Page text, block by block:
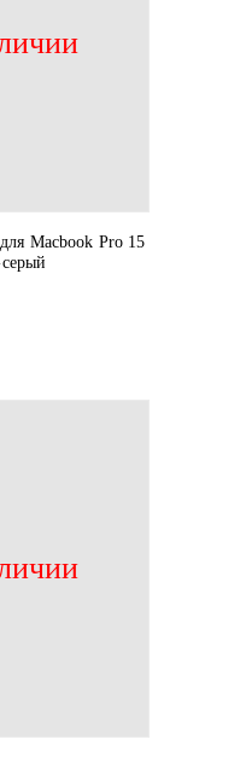
Macbook Pro 15